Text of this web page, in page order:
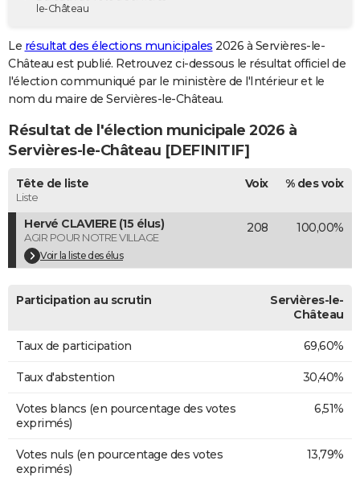
Destinations
City break
Voyage nature
Voyage de noces
Forum
GUIDES D'ACHAT
BONS PLANS
Carte de Noël
Carte Bonne année
Carte Saint-Valentin
Carte Pâques
Carte d'anniversaire
DICTIONNAIRE
Dictionnaire
Biographies
Citations
Expressions
Proverbes
PROGRAMME TV
COPAINS D'AVANT
S'inscrire
Se connecter
Lycées
Collèges
Primaires
Universités
Entreprises
Service militaire
Avis de recherche
AVIS DE DÉCÈS
Bricolage
Television
le-Château
Le résultat des élections municipales 2026 à Servières-le-
Château est publié. Retrouvez ci-dessous le résultat officiel de
l'élection communiqué par le ministère de l'Intérieur et le
nom du maire de Servières-le-Château.
Résultat de l'élection municipale 2026 à
Servières-le-Château [DEFINITIF]
Tête de liste
Liste
Voix % des voix
Hervé CLAVIERE (15 élus)
AGIR POUR NOTRE VILLAGE
Voir la liste des élus
208 100,00%
Participation au scrutin
Servières-le-
Château
Taux de participation 69,60%
Taux d'abstention 30,40%
Votes blancs (en pourcentage des votes
exprimés)
6,51%
Votes nuls (en pourcentage des votes
exprimés)
13,79%